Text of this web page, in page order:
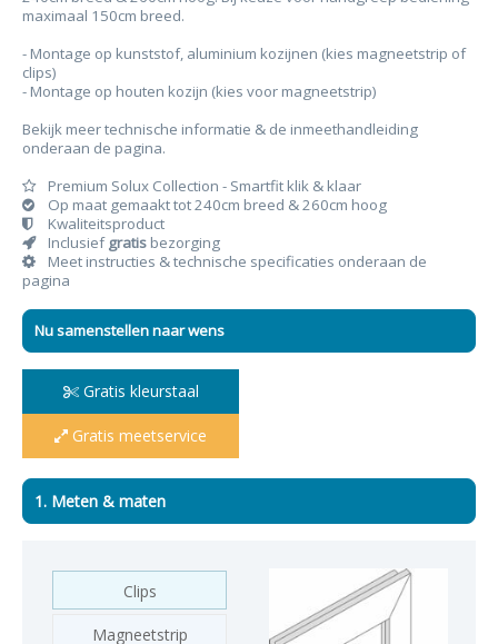
maximaal 150cm breed.
- Montage op kunststof, aluminium kozijnen (kies magneetstrip of
clips)
- Montage op houten kozijn (kies voor magneetstrip)
Bekijk meer technische informatie & de inmeethandleiding
onderaan de pagina.
Premium Solux Collection - Smartfit klik & klaar
Op maat gemaakt tot 240cm breed & 260cm hoog
Kwaliteitsproduct
Inclusiefgratis bezorging
Meet instructies & technische specificaties onderaan de
pagina
Nu samenstellen naar wens
Gratis kleurstaal
Gratis meetservice
1. Meten & maten
Clips
Magneetstrip